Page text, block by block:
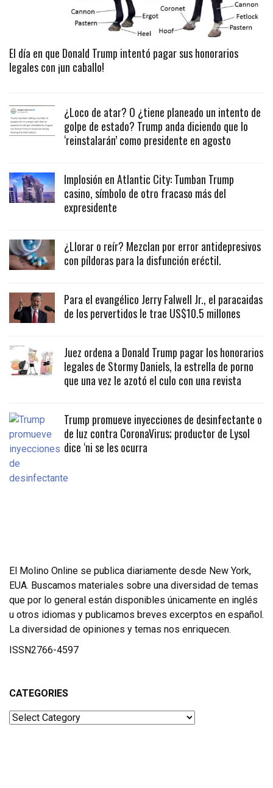
El día en que Donald Trump intentó pagar sus honorarios
legales con ¡un caballo!
¿Loco de atar? O ¿tiene planeado un intento de
golpe de estado? Trump anda diciendo que lo
‘reinstalarán’ como presidente en agosto
Implosión en Atlantic City: Tumban Trump
casino, símbolo de otro fracaso más del
expresidente
¿Llorar o reír? Mezclan por error antidepresivos
con píldoras para la disfunción eréctil.
Para el evangélico Jerry Falwell Jr., el paracaidas
de los pervertidos le trae US$10.5 millones
Juez ordena a Donald Trump pagar los honorarios
legales de Stormy Daniels, la estrella de porno
que una vez le azotó el culo con una revista
Trump promueve inyecciones de desinfectante o
de luz contra CoronaVirus; productor de Lysol
dice ‘ni se les ocurra
El Molino Online se publica diariamente desde New York,
EUA. Buscamos materiales sobre una diversidad de temas
que por lo general están disponibles únicamente en inglés
u otros idiomas y publicamos breves excerptos en español.
La diversidad de opiniones y temas nos enriquecen.
ISSN2766-4597
CATEGORIES
Categories